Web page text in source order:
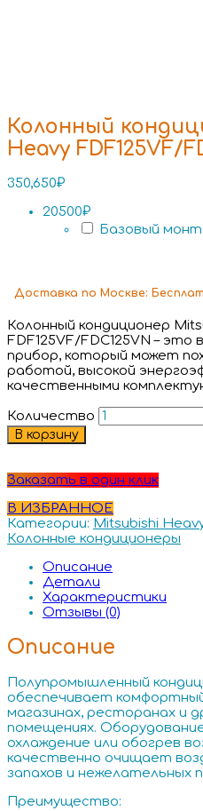
Колонный
Heavy FDF125VF/
350,650₽
20500₽
Базовый
Доставка по Москве:
Колонный кондиционер
FDF125VF/FDC125VN –
прибор, который может
работой, высокой
качественными
Количество
В корзину
Заказать в один клик
В ИЗБРАННОЕ
Категории: Mitsubishi
Колонные кондиционеры
Описание
Детали
Характеристики
Отзывы (0)
Описание
Полупромышленный
обеспечивает
магазинах, ресторанах и
помещениях.
охлаждение или обогрев
качественно очищает
запахов и нежелательных
Преимущество: